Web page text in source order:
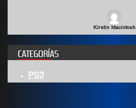
Kirstin Macintosh
CATEGORÍAS
PS3